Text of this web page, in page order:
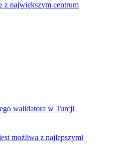
z największym centrum
walidatora w Turcji
możliwa z najlepszymi